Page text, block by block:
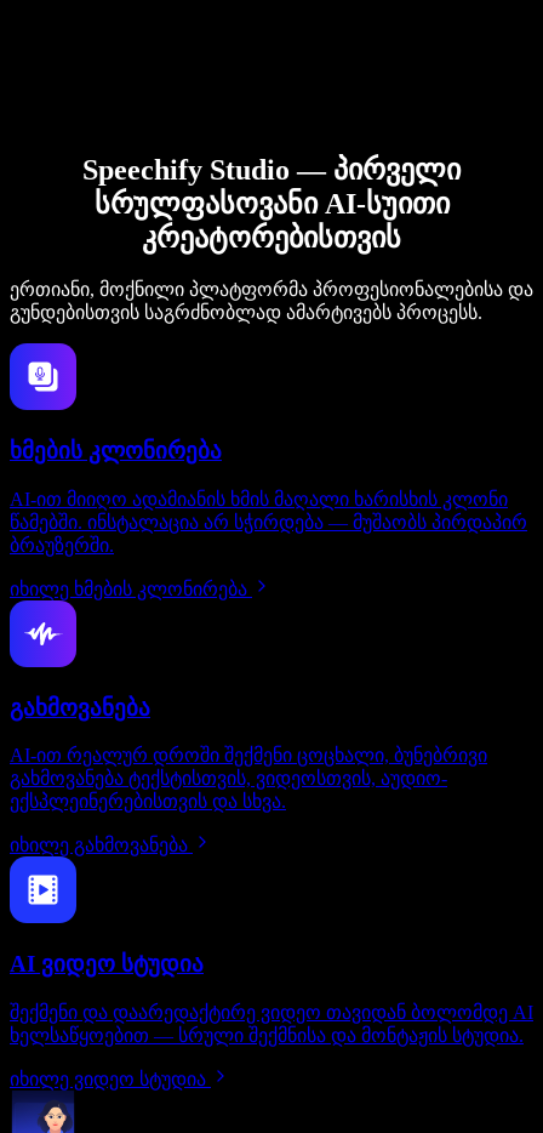
Speechify Studio — პირველი
სრულფასოვანი AI-სუითი
კრეატორებისთვის
ერთიანი, მოქნილი პლატფორმა პროფესიონალებისა და
გუნდებისთვის საგრძნობლად ამარტივებს პროცესს.
ხმების კლონირება
AI-ით მიიღო ადამიანის ხმის მაღალი ხარისხის კლონი
წამებში. ინსტალაცია არ სჭირდება — მუშაობს პირდაპირ
ბრაუზერში.
იხილე ხმების კლონირება
გახმოვანება
AI-ით რეალურ დროში შექმენი ცოცხალი, ბუნებრივი
გახმოვანება ტექსტისთვის, ვიდეოსთვის, აუდიო-
ექსპლეინერებისთვის და სხვა.
იხილე გახმოვანება
AI ვიდეო სტუდია
შექმენი და დაარედაქტირე ვიდეო თავიდან ბოლომდე AI
ხელსაწყოებით — სრული შექმნისა და მონტაჟის სტუდია.
იხილე ვიდეო სტუდია